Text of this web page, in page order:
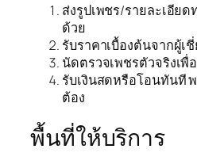
ส่งรูปเพชร/รายละเอียด
ด้วย
รับราคาเบื้องต้นจากผู้เ
นัดตรวจเพชรตัวจริงเพื่
รับเงินสดหรือโอนทันที
ต้อง
พื้นที่ให้บริการ